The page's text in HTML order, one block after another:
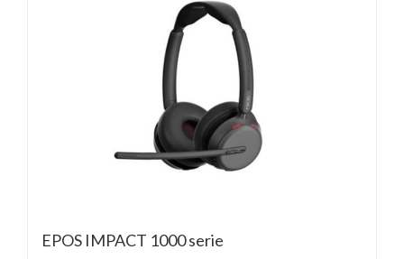
EPOS IMPACT 1000 serie